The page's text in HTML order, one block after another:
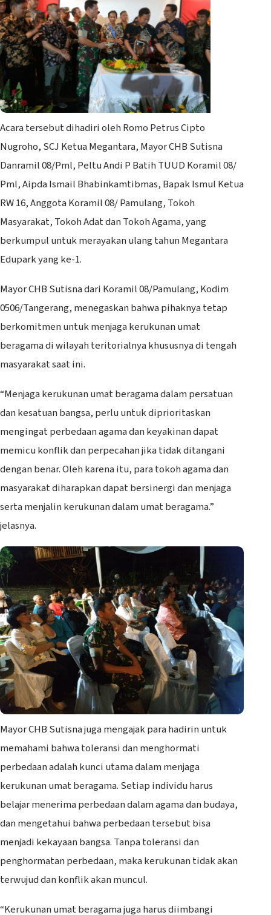
Acara tersebut dihadiri oleh Romo Petrus Cipto
Nugroho, SCJ Ketua Megantara, Mayor CHB Sutisna
Danramil 08/Pml, Peltu Andi P Batih TUUD Koramil 08/
Pml, Aipda Ismail Bhabinkamtibmas, Bapak Ismul Ketua
RW 16, Anggota Koramil 08/ Pamulang, Tokoh
Masyarakat, Tokoh Adat dan Tokoh Agama, yang
berkumpul untuk merayakan ulang tahun Megantara
Edupark yang ke-1.
Mayor CHB Sutisna dari Koramil 08/Pamulang, Kodim
0506/Tangerang, menegaskan bahwa pihaknya tetap
berkomitmen untuk menjaga kerukunan umat
beragama di wilayah teritorialnya khususnya di tengah
masyarakat saat ini.
“Menjaga kerukunan umat beragama dalam persatuan
dan kesatuan bangsa, perlu untuk diprioritaskan
mengingat perbedaan agama dan keyakinan dapat
memicu konflik dan perpecahan jika tidak ditangani
dengan benar. Oleh karena itu, para tokoh agama dan
masyarakat diharapkan dapat bersinergi dan menjaga
serta menjalin kerukunan dalam umat beragama.”
jelasnya.
Mayor CHB Sutisna juga mengajak para hadirin untuk
memahami bahwa toleransi dan menghormati
perbedaan adalah kunci utama dalam menjaga
kerukunan umat beragama. Setiap individu harus
belajar menerima perbedaan dalam agama dan budaya,
dan mengetahui bahwa perbedaan tersebut bisa
menjadi kekayaan bangsa. Tanpa toleransi dan
penghormatan perbedaan, maka kerukunan tidak akan
terwujud dan konflik akan muncul.
“Kerukunan umat beragama juga harus diimbangi